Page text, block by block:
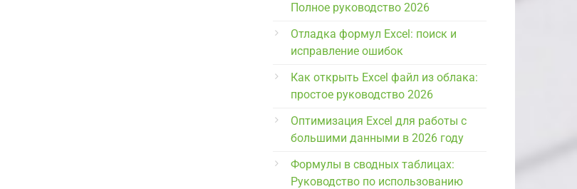
Полное руководство 2026
Отладка формул Excel: поиск и
исправление ошибок
Как открыть Excel файл из облака:
простое руководство 2026
Оптимизация Excel для работы с
большими данными в 2026 году
Формулы в сводных таблицах:
Руководство по использованию